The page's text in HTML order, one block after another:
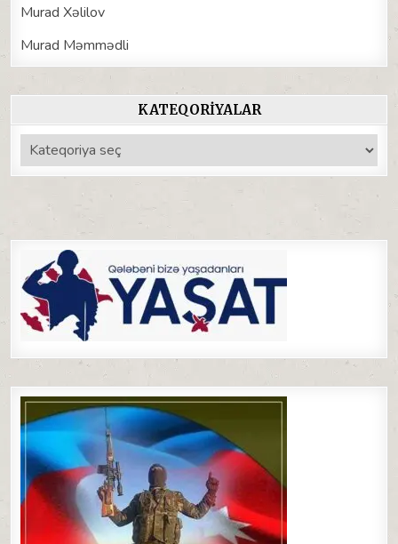
Murad Xəlilov
Murad Məmmədli
KATEQORIYALAR
Kateqoriyalar